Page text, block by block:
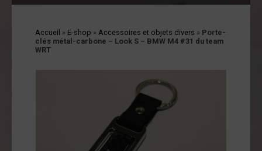
Accueil » E-shop » Accessoires et objets divers » Porte-
clés métal-carbone – Look S – BMW M4 #31 du team
WRT